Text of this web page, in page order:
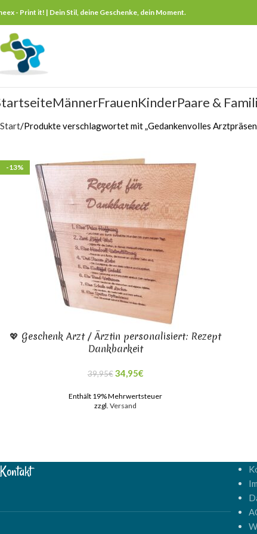
- Print it! | Dein Stil, deine Geschenke, dein Moment.
MännerFrauenKinderPaare &
Start Produkte verschlagwortet mit „Gedankenvolles
-13%
💖 Geschenk Arzt / Ärztin personalisiert: Rezept
Dankbarkeit
39,95€ 34,95€
Enthält 19% Mehrwertsteuer
zzgl.Versand
Kontakt